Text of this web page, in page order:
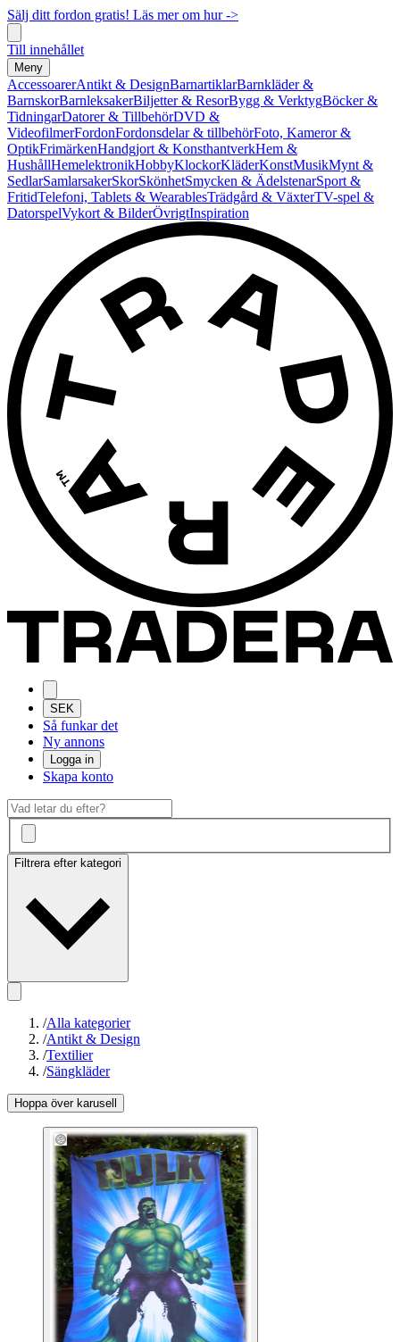
Sälj ditt fordon gratis! Läs mer om hur ->
Till innehållet
Meny
AccessoarerAntikt & DesignBarnartiklarBarnkläder &
BarnskorBarnleksakerBiljetter & ResorBygg & VerktygBöcker &
TidningarDatorer & TillbehörDVD &
VideofilmerFordonFordonsdelar & tillbehörFoto, Kameror &
OptikFrimärkenHandgjort & KonsthantverkHem &
HushållHemelektronikHobbyKlockorKläderKonstMusikMynt &
SedlarSamlarsakerSkorSkönhetSmycken & ÄdelstenarSport &
FritidTelefoni, Tablets & WearablesTrädgård & VäxterTV-spel &
DatorspelVykort & BilderÖvrigtInspiration
SEK
Så funkar det
Ny annons
Logga in
Skapa konto
Filtrera efter kategori
/Alla kategorier
/Antikt & Design
/Textilier
/Sängkläder
Hoppa över karusell